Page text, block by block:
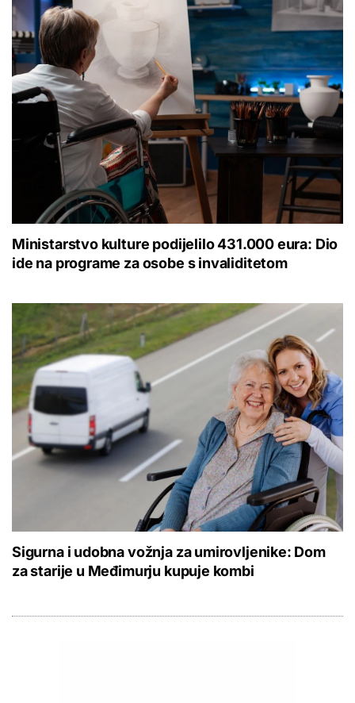
Ministarstvo kulture podijelilo 431.000 eura: Dio
ide na programe za osobe s invaliditetom
Sigurna i udobna vožnja za umirovljenike: Dom
za starije u Međimurju kupuje kombi